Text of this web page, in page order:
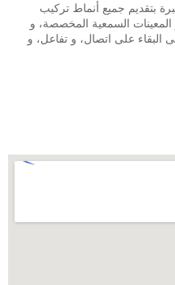
بتقديم جميع أنماط تركيب
المعينات السمعية المخصصة، و
البقاء على اتصال، و تفاعل، و